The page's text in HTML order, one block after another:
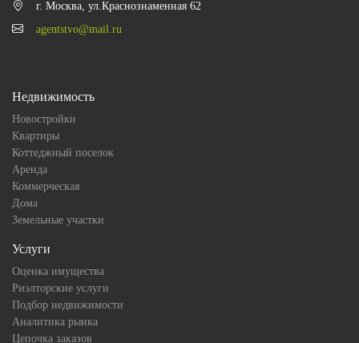
г. Москва, ул.Краснознаменная 62
agentstvo@mail.ru
Недвижимость
Новостройки
Квартиры
Коттеджный поселок
Аренда
Коммерческая
Дома
Земельные участки
Услуги
Оценка имущества
Риэлторские услуги
Подбор недвижимости
Аналитика рынка
Цепочка заказов